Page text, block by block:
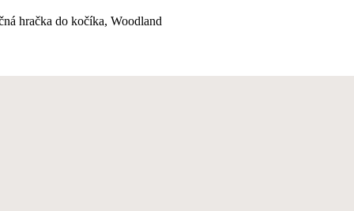
hračka do kočíka, Woodland